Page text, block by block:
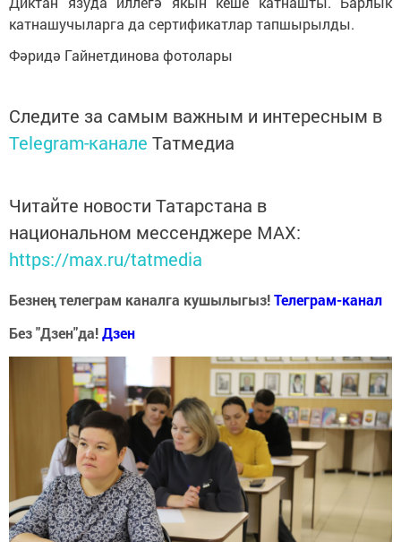
катнашучыларга да сертификатлар тапшырылды.
Фәридә Гайнетдинова фотолары
Следите за самым важным и интересным в
Telegram-канале Татмедиа
Читайте новости Татарстана в
национальном мессенджере MАХ:
https://max.ru/tatmedia
Безнең телеграм каналга кушылыгыз!Телеграм-канал
Без "Дзен"да!Дзен